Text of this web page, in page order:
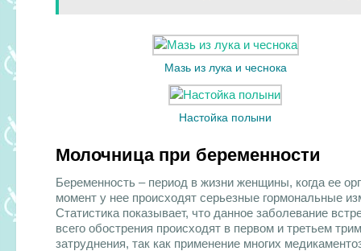
Мазь из лука и чеснока
Настойка полыни
Молочница при беременности
Беременность – период в жизни женщины, когда ее
момент у нее происходят серьезные гормональные
Статистика показывает, что данное заболевание
всего обострения происходят в первом и третьем
затруднения, так как применение многих